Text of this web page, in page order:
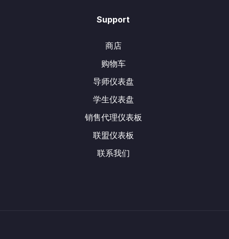
Support
商店
购物车
导师仪表盘
学生仪表盘
销售代理仪表板
联盟仪表板
联系我们